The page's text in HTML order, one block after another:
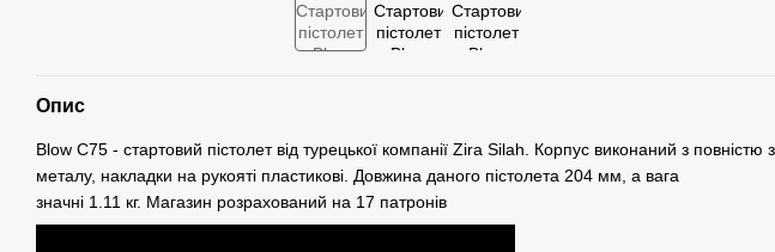
Опис
Blow C75 - стартовий пістолет від турецької компанії Zira Silah. Корпус виконаний з повністю з
металу, накладки на рукояті пластикові. Довжина даного пістолета 204 мм, а вага
значні 1.11 кг. Магазин розрахований на 17 патронів